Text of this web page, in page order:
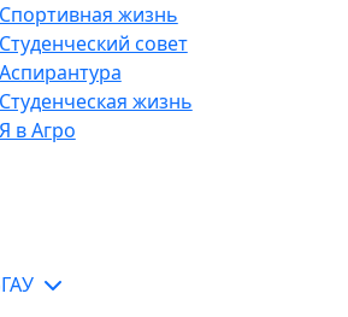
Спортивная жизнь
Студенческий совет
Аспирантура
Студенческая жизнь
Я в Агро